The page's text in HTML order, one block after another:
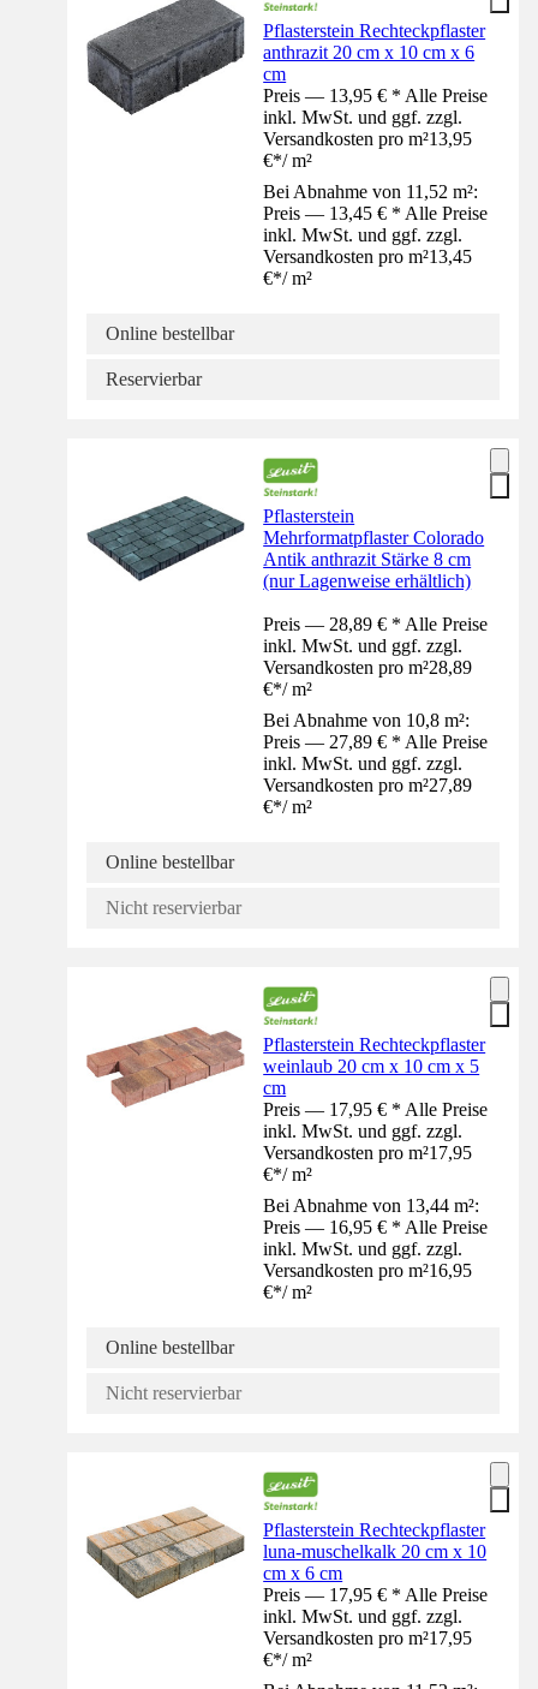
Pflasterstein Rechteckpflaster
anthrazit 20 cm x 10 cm x 6
cm
Preis — 13,95 € * Alle Preise
inkl. MwSt. und ggf. zzgl.
Versandkosten pro m²13,95
€*/ m²
Bei Abnahme von 11,52 m²:
Preis — 13,45 € * Alle Preise
inkl. MwSt. und ggf. zzgl.
Versandkosten pro m²13,45
€*/ m²
Online bestellbar
Reservierbar
Pflasterstein
Mehrformatpflaster Colorado
Antik anthrazit Stärke 8 cm
(nur Lagenweise erhältlich)
Preis — 28,89 € * Alle Preise
inkl. MwSt. und ggf. zzgl.
Versandkosten pro m²28,89
€*/ m²
Bei Abnahme von 10,8 m²:
Preis — 27,89 € * Alle Preise
inkl. MwSt. und ggf. zzgl.
Versandkosten pro m²27,89
€*/ m²
Online bestellbar
Nicht reservierbar
Pflasterstein Rechteckpflaster
weinlaub 20 cm x 10 cm x 5
cm
Preis — 17,95 € * Alle Preise
inkl. MwSt. und ggf. zzgl.
Versandkosten pro m²17,95
€*/ m²
Bei Abnahme von 13,44 m²:
Preis — 16,95 € * Alle Preise
inkl. MwSt. und ggf. zzgl.
Versandkosten pro m²16,95
€*/ m²
Online bestellbar
Nicht reservierbar
Pflasterstein Rechteckpflaster
luna-muschelkalk 20 cm x 10
cm x 6 cm
Preis — 17,95 € * Alle Preise
inkl. MwSt. und ggf. zzgl.
Versandkosten pro m²17,95
€*/ m²